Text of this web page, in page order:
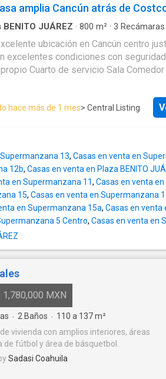
centros de negocios, restaurantes y
lo que la convierte en una propiedad
que ofrece esta propiedad en
ID: EB-VO6758
en esquina la hace aún más especial,
solo un vecino lateral. Además, el condominio
vigilancia, lo que te da la tranquilidad y
el nuevo puente hacia la
incrementará la conectividad de la
una importante plusvalía a corto y
amplia Cancún atrás de
JUÁREZ · 800 m² · 3 Recámaras
integral·Cuarto de servicio·
discapacidad·Balcón· Cocina
Aire acondicionado·Circuito cerrado de
ubicación en Cancún centro
condiciones con seguridad. 3
Comedor Cuarto de
hace más de 1 mes> Central Listing
13, Casas en venta en
12b, Casas en venta en Plaza BENITO
en Supermanzana 11, Casas en venta
15, Casas en venta en Supermanzana
en Supermanzana 15a, Casas en venta
5 Centro, Casas en venta en
1,780,000 MXN
· 2 Baños · 110 a 137m²
vivienda con amplios interiores, áreas
de fútbol y área de básquetbol.
Sadasi Coahuila